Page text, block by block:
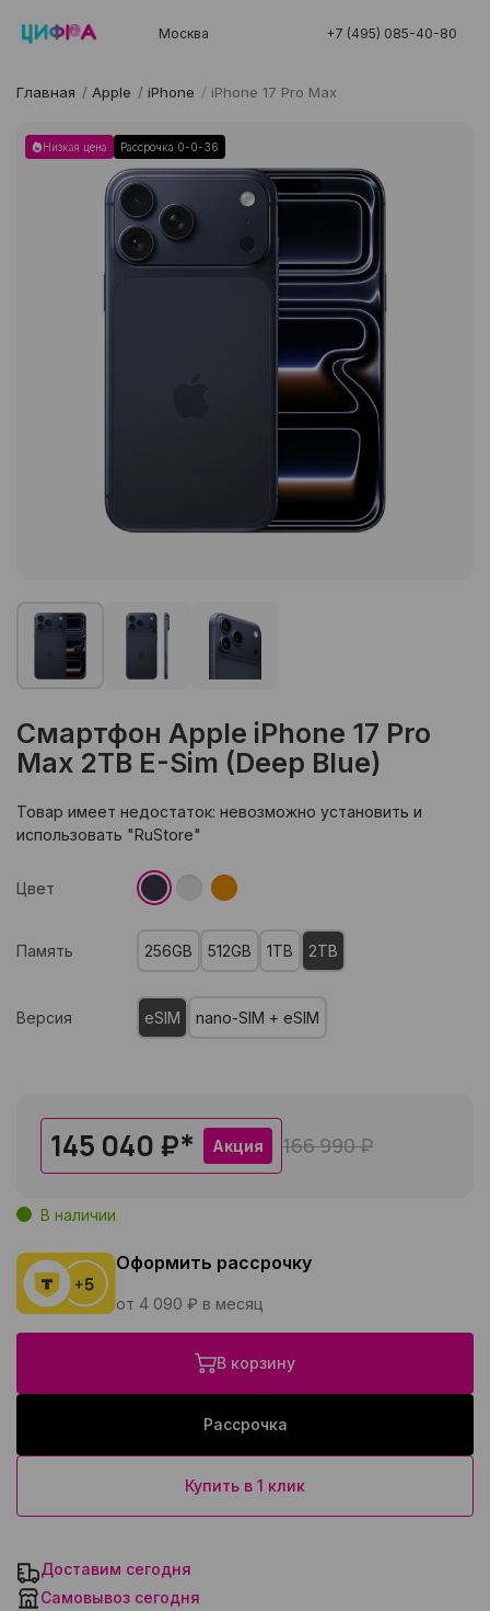
Москва +7 (495) 085-40-80
Главная / Apple / iPhone / iPhone 17 Pro Max
Низкая цена Рассрочка 0-0-36
Смартфон Apple iPhone 17 Pro
Max 2TB E-Sim (Deep Blue)
Товар имеет недостаток: невозможно установить и
использовать "RuStore"
Цвет
Память 256GB 512GB 1TB 2TB
Версия eSIM nano-SIM + eSIM
145 040 ₽* Акция 166 990 ₽
В наличии
Оформить рассрочку
от 4 090 ₽ в месяц
В корзину
Рассрочка
Купить в 1 клик
Доставим сегодня
Самовывоз сегодня